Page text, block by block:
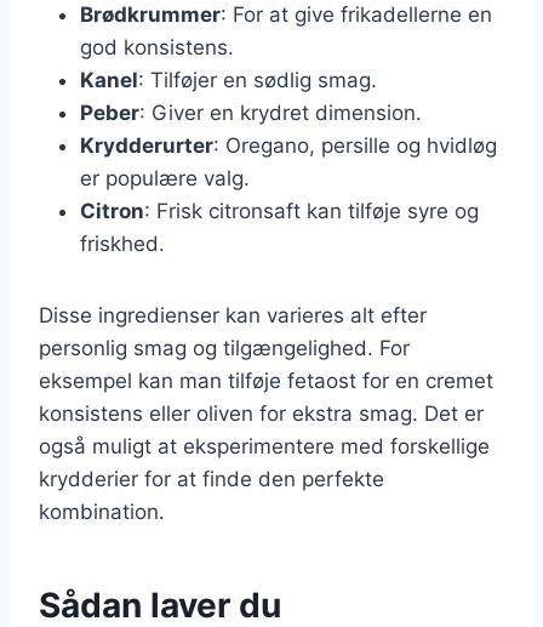
Brødkrummer: For at give frikadellerne en
god konsistens.
Kanel: Tilføjer en sødlig smag.
Peber: Giver en krydret dimension.
Krydderurter: Oregano, persille og hvidløg
er populære valg.
Citron: Frisk citronsaft kan tilføje syre og
friskhed.
Disse ingredienser kan varieres alt efter
personlig smag og tilgængelighed. For
eksempel kan man tilføje fetaost for en cremet
konsistens eller oliven for ekstra smag. Det er
også muligt at eksperimentere med forskellige
krydderier for at finde den perfekte
kombination.
Sådan laver du